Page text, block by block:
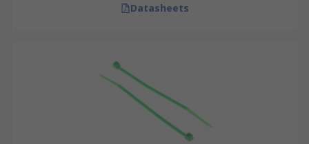
Datasheets